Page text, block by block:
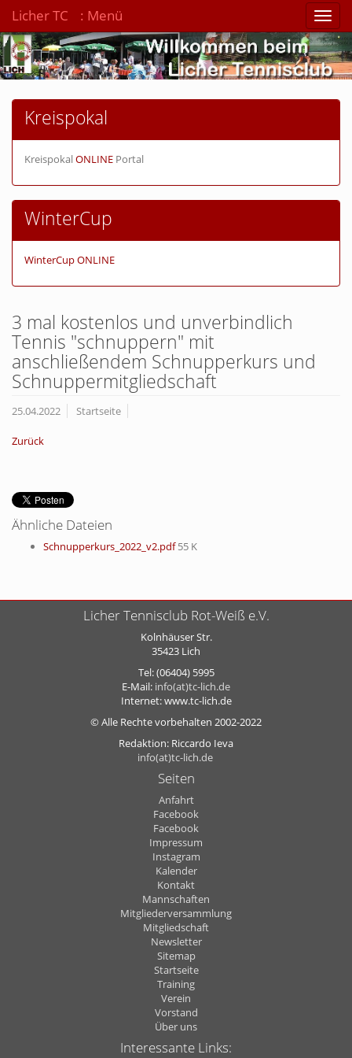
Toggle
Licher TC : Menü
Kreispokal
KreispokalONLINE Portal
WinterCup
WinterCup ONLINE
3 mal kostenlos und unverbindlich
Tennis "schnuppern" mit
anschließendem Schnupperkurs und
Schnuppermitgliedschaft
25.04.2022 Startseite
Zurück
Ähnliche Dateien
Schnupperkurs_2022_v2.pdf55 K
Licher Tennisclub Rot-Weiß e.V.
Kolnhäuser Str.
35423 Lich
Tel: (06404) 5995
E-Mail: info(at)tc-lich.de
Internet: www.tc-lich.de
© Alle Rechte vorbehalten 2002-2022
Redaktion: Riccardo Ieva
info(at)tc-lich.de
Seiten
Anfahrt
Facebook
Facebook
Impressum
Instagram
Kalender
Kontakt
Mannschaften
Mitgliederversammlung
Mitgliedschaft
Newsletter
Sitemap
Startseite
Training
Verein
Vorstand
Über uns
Interessante Links: